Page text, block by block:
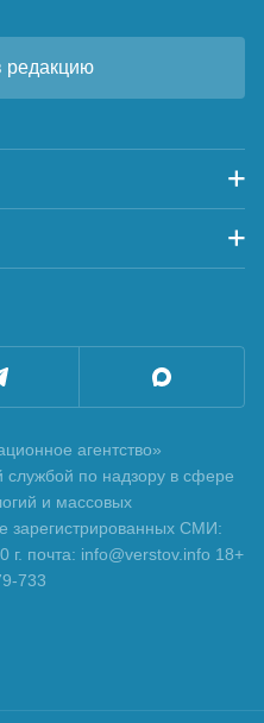
редакцию
агентство»
службой по надзору в сфере
и массовых
зарегистрированных СМИ:
почта: info@verstov.info 18+
733